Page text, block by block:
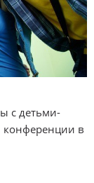
с детьми-
конференции в